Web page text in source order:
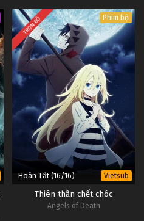
TRỌN BỘ Phim bộ
Hoàn Tất (16/16) Vietsub
Thiên thần chết chóc
Angels of Death